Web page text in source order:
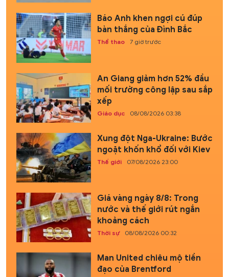
Báo Anh khen ngợi cú đúp
bàn thắng của Đình Bắc
Thể thao 7 giờ trước
An Giang giảm hơn 52% đầu
mối trường công lập sau sắp
xếp
Giáo dục 08/08/2026 03:38
Xung đột Nga-Ukraine: Bước
ngoặt khốn khổ đối với Kiev
Thế giới 07/08/2026 23:00
Giá vàng ngày 8/8: Trong
nước và thế giới rút ngắn
khoảng cách
Thời sự 08/08/2026 00:32
Man United chiêu mộ tiền
đạo của Brentford